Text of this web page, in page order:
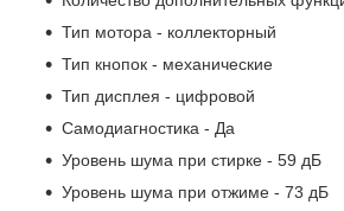
Тип мотора - коллекторный
Тип кнопок - механические
Тип дисплея - цифровой
Самодиагностика - Да
Уровень шума при стирке - 59 дБ
Уровень шума при отжиме - 73 дБ